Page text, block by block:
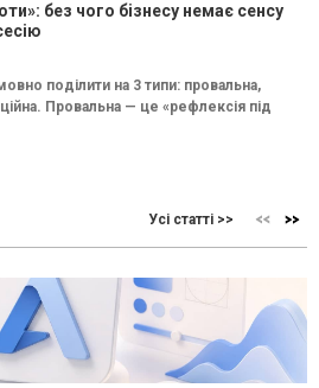
без чого бізнесу немає сенсу
поділити на 3 типи: провальна,
Провальна — це «рефлексія під
Усі статті >>